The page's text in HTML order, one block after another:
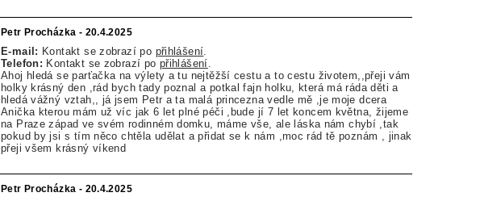
Petr Procházka - 20.4.2025
E-mail: Kontakt se zobrazí po přihlášení
Telefon: Kontakt se zobrazí po přihlášení
Ahoj hledá se parťačka na výlety a tu nejtěžší cestu a to cestu životem,,přeji vám
holky krásný den ,rád bych tady poznal a potkal fajn holku, která má ráda děti a
hledá vážný vztah,, já jsem Petr a ta malá princezna vedle mě ,je moje dcera
Anička kterou mám už víc jak 6 let plné péči ,bude jí 7 let koncem května, žijeme
na Praze západ ve svém rodinném domku, máme vše, ale láska nám chybí ,tak
pokud by jsi s tím něco chtěla udělat a přidat se k nám ,moc rád tě poznám , jinak
přeji všem krásný víkend
Petr Procházka - 20.4.2025